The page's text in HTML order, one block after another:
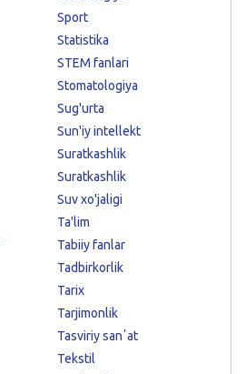
Sport
Statistika
STEM fanlari
Stomatologiya
Sug'urta
Sun'iy intellekt
Suratkashlik
Suratkashlik
Suv xo'jaligi
Ta'lim
Tabiiy fanlar
Tadbirkorlik
Tarix
Tarjimonlik
Tasviriy sanʼat
Tekstil